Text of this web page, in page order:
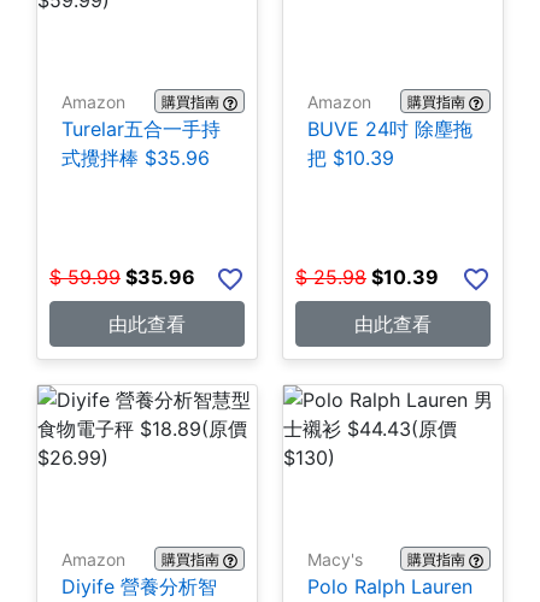
Amazon 購買指南
Turelar五合一手持
式攪拌棒 $35.96
$ 59.99 $35.96
由此查看
Amazon 購買指南
BUVE 24吋 除塵拖
把 $10.39
$ 25.98 $10.39
由此查看
Amazon 購買指南
Diyife 營養分析智
Macy's 購買指南
Polo Ralph Lauren